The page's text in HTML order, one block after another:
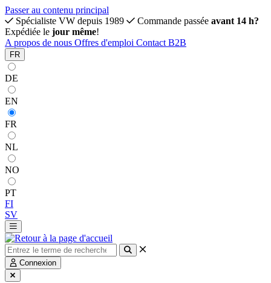
Passer au contenu principal
Spécialiste VW depuis 1989
Commande passée avant 14 h?
Expédiée le jour même!
A propos de nous Offres d'emploi Contact B2B
FR
DE
EN
FR
NL
NO
PT
FI
SV
Connexion